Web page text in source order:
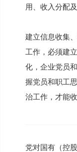
用、收入分配
建立信息收集
工作，必须建
化，企业党员
握党员和职工
治工作，才能
党对国有（控